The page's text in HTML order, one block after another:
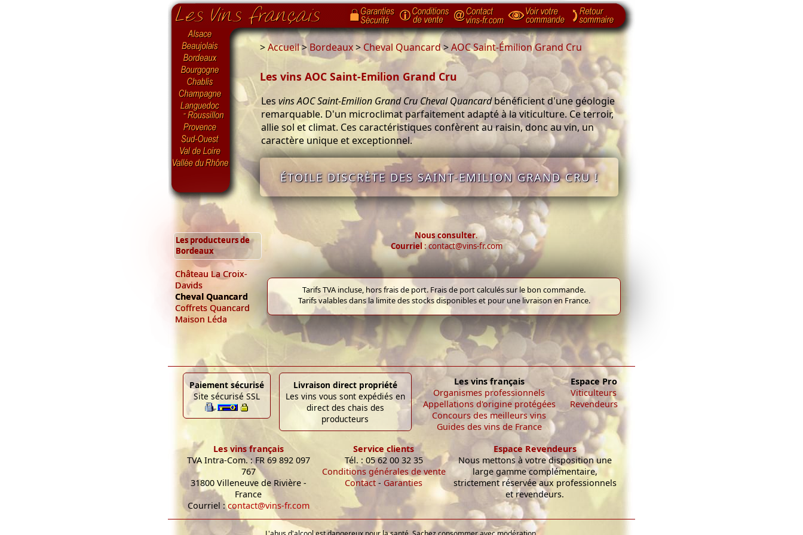
>Accueil>Bordeaux> Cheval Quancard>AOC Saint-Émilion Grand Cru
Les vins AOC Saint-Emilion Grand Cru
Les vins AOC Saint-Emilion Grand Cru Cheval Quancardbénéficient d'une géologie
remarquable. D'un microclimat parfaitement adapté à la viticulture. Ce terroir,
allie sol et climat. Ces caractéristiques confèrent au raisin, donc au vin, un
caractère unique et exceptionnel.
ÉTOILE DISCRÈTE DES SAINT-EMILION GRAND CRU !
Les producteurs de
Bordeaux
Château La Croix-
Davids
Cheval Quancard
Coffrets Quancard
Maison Léda
Nous consulter.
Courriel : contact@vins-fr.com
Tarifs TVA incluse, hors frais de port. Frais de port calculés sur le bon commande.
Tarifs valables dans la limite des stocks disponibles et pour une livraison en France.
Paiement sécurisé
Site sécurisé SSL
Livraison direct propriété
Les vins vous sont expédiés en
direct des chais des
producteurs
Les vins français
Organismes professionnels
Appellations d'origine protégées
Concours des meilleurs vins
Guides des vins de France
Espace Pro
Viticulteurs
Revendeurs
Les vins français
TVA Intra-Com. : FR 69 892 097
767
31800 Villeneuve de Rivière -
France
Courriel :contact@vins-fr.com
Service clients
Tél. : 05 62 00 32 35
Conditions générales de vente
Contact - Garanties
Espace Revendeurs
Nous mettons à votre disposition une
large gamme complémentaire,
strictement réservée aux professionnels
et revendeurs.